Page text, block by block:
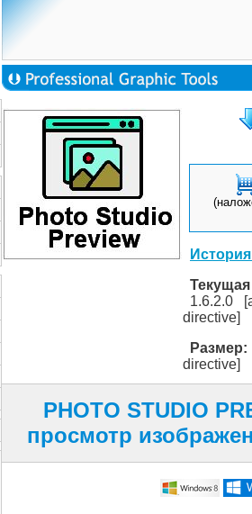
1.6.2.0
directive]
Размер:
directive]
PHOTO STUDIO
просмотр